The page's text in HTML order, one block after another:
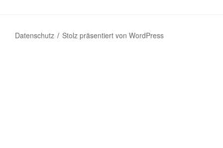
Datenschutz Stolz präsentiert von WordPress